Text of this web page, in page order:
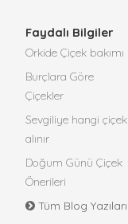
Faydalı Bilgiler
Orkide Çiçek bakımı
Burçlara Göre
Çiçekler
Sevgiliye hangi çiçek
alınır
Doğum Günü Çiçek
Önerileri
Tüm Blog Yazıları